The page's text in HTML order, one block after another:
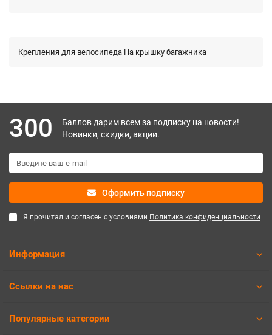
Крепления для велосипеда На крышку багажника
300
Баллов дарим всем за подписку на новости!
Новинки, скидки, акции.
Оформить подписку
Я прочитал и согласен с условиями Политика конфиденциальности
Информация
Ссылки на нас
Популярные категории